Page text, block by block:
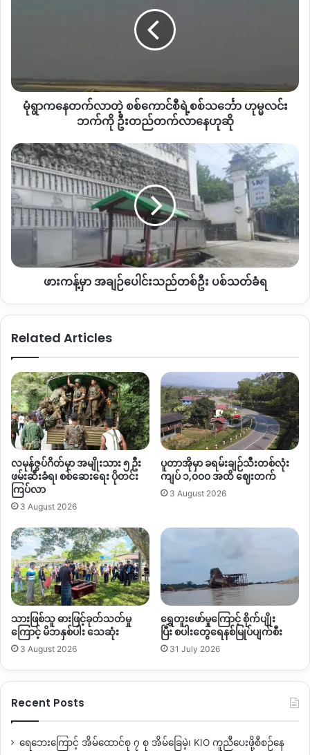
မြေပြင်နဲ့ကွဲလွှဲမှုအများကြီးရှိနိုင်ပါတယ်။ ဘာကြောင့်လဲ ဆိုတော့
ကချင်ဒေသမှာ ဖုန်း၊အင်တာနက်လိုင်းဖြတ်တောက်ခံထားရတဲ့
မြေပြင်အချက်သိရဖို့ခက်ခဲနေဆဲကြောင့်ဖြစ်ပါတယ်။
Data For Myanmarရဲ့ ပြုစုထားချက်အရ အာဏာသိမ်းပြီး ၃ နှစ်
အတွင်း မြန်မာနိုင်ငံတဝန်း ဘဏ်တွေဝင်ရောက်လုယက်ခဲ့တဲ့ဖြစ်စဉ်
၂၅ ခုနဲ့ရွှေဆိုင်လုယက်မှုဖြစ်စဉ် ၅၇ ခုရှိခဲ့တယ်လို့ သိရပါတယ်။
By – Hope
Copy URL
ရဲ့
စစ်သင်္ဘော
မ
လင်း
ဘက်
ကို ဦးတည်
တက်
လာ
ဆို
မုံရွာကနေတက်လာတဲ့ စစ်ကောင်စီရဲ့စစ်သင်္ဘော ဟုမ္မလင်း
ဘက်ကို ဦးတည်တက်လာနေဟုဆို
ဖား
ကန့်
မှာ
အချဉ်
ပေါင်းသည်
တစ်
သတ်
ဖားကန့်မှာ အချဉ်ပေါင်းသည်တစ်ဦး ပစ်သတ်ခံရ
Related Articles
လမုန်ဇွပ်ဂိတ်မှာ အမျိုးသား ၅ ဦး
ဖမ်းဆီးခံရ၊ စစ်ဆေးရေး ပိုတင်း
ကြပ်လာ
3 August 2026
ပူတာအိုမှာ ခရမ်းချဉ်သီးတစ်လုံး
ကျပ် ၁,၀၀၀ အထိ ဈေးတက်
3 August 2026
သားဖြစ်သူ ဓားဖြင့်ခုတ်သတ်မှု
ကြောင့် မိဘနှစ်ပါး သေဆုံး
3 August 2026
ရွှေတူးဖော်မှုကြောင့် စိုက်ပျိုး
ပြီး စပါးတွေရေနစ်မြုပ်ပျက်စီး
31 July 2026
Recent Posts
ရေဘေးကြောင့် အိမ်ထောင်စု ၇ စု အိမ်ခြေမဲ့၊ KIO ကူညီပေးဖို့စီစဉ်နေ